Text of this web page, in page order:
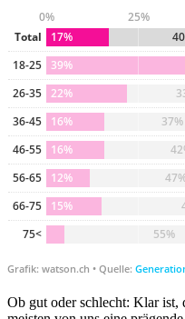
Ob gut oder schlecht: Klar ist,